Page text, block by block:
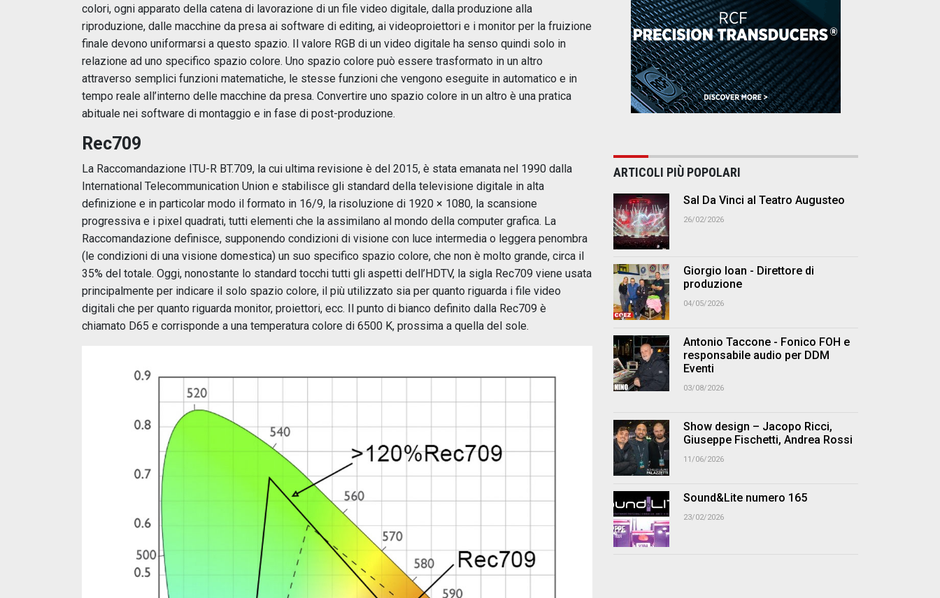
colori, ogni apparato della catena di lavorazione di un file video digitale, dalla produzione alla
riproduzione, dalle macchine da presa ai software di editing, ai videoproiettori e i monitor per la fruizione
finale devono uniformarsi a questo spazio. Il valore RGB di un video digitale ha senso quindi solo in
relazione ad uno specifico spazio colore. Uno spazio colore può essere trasformato in un altro
attraverso semplici funzioni matematiche, le stesse funzioni che vengono eseguite in automatico e in
tempo reale all’interno delle macchine da presa. Convertire uno spazio colore in un altro è una pratica
abituale nei software di montaggio e in fase di post-produzione.
Rec709
La Raccomandazione ITU-R BT.709, la cui ultima revisione è del 2015, è stata emanata nel 1990 dalla
International Telecommunication Union e stabilisce gli standard della televisione digitale in alta
definizione e in particolar modo il formato in 16/9, la risoluzione di 1920 × 1080, la scansione
progressiva e i pixel quadrati, tutti elementi che la assimilano al mondo della computer grafica. La
Raccomandazione definisce, supponendo condizioni di visione con luce intermedia o leggera penombra
(le condizioni di una visione domestica) un suo specifico spazio colore, che non è molto grande, circa il
35% del totale. Oggi, nonostante lo standard tocchi tutti gli aspetti dell’HDTV, la sigla Rec709 viene usata
principalmente per indicare il solo spazio colore, il più utilizzato sia per quanto riguarda i file video
digitali che per quanto riguarda monitor, proiettori, ecc. Il punto di bianco definito dalla Rec709 è
chiamato D65 e corrisponde a una temperatura colore di 6500 K, prossima a quella del sole.
ARTICOLI PIÙ POPOLARI
Sal Da Vinci al Teatro Augusteo
26/02/2026
Giorgio Ioan - Direttore di
produzione
04/05/2026
Antonio Taccone - Fonico FOH e
responsabile audio per DDM
Eventi
03/08/2026
Show design – Jacopo Ricci,
Giuseppe Fischetti, Andrea Rossi
11/06/2026
Sound&Lite numero 165
23/02/2026